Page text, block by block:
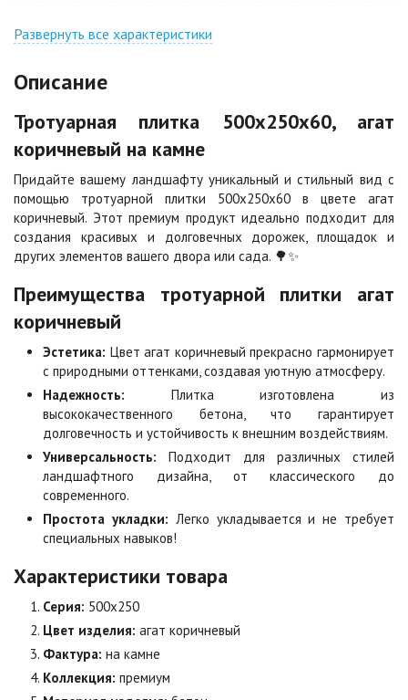
Цена по запросу
Цена по запросу Цена по запросу
Каир
Цена по запросу
Кармен
Цена по запросу
Клинкер Конго
Коричневая
Цена по запросу Цена по запросу
Листопад
Цена по запросу
Меланж
Цена по запросу
Мокко
Цена по запросу Цена по запросу
Оранжевая
Цена по запросу
Особая серия
Цена по запросу
Развернуть все характеристики
Описание
Тротуарная плитка 500х250х60, агат
коричневый на камне
Придайте вашему ландшафту уникальный и стильный вид с
помощью тротуарной плитки 500х250х60 в цвете агат
коричневый. Этот премиум продукт идеально подходит для
создания красивых и долговечных дорожек, площадок и
других элементов вашего двора или сада. 🌳✨
Преимущества тротуарной плитки агат
коричневый
Эстетика: Цвет агат коричневый прекрасно гармонирует
с природными оттенками, создавая уютную атмосферу.
Надежность: Плитка изготовлена из
высококачественного бетона, что гарантирует
долговечность и устойчивость к внешним воздействиям.
Универсальность: Подходит для различных стилей
ландшафтного дизайна, от классического до
современного.
Простота укладки: Легко укладывается и не требует
специальных навыков!
Характеристики товара
Серия: 500х250
Цвет изделия: агат коричневый
Фактура: на камне
Коллекция: премиум